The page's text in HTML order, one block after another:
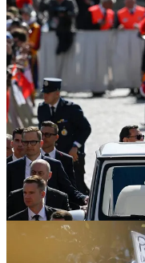
Hermanos, hermanas,
que nos hace hermanos
Con mi predecesor León
caridad prevaleciera en el
extinguirse bien pronto
la sociedad civil?» (Carta